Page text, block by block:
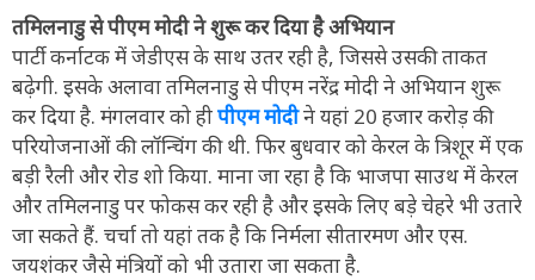
तमिलनाडु से पीएम मोदी ने शुरू कर दिया है अभियान
पार्टी कर्नाटक में जेडीएस के साथ उतर रही है, जिससे उसकी ताकत
बढ़ेगी. इसके अलावा तमिलनाडु से पीएम नरेंद्र मोदी ने अभियान शुरू
कर दिया है. मंगलवार को हीपीएम मोदीने यहां 20 हजार करोड़ की
परियोजनाओं की लॉन्चिंग की थी. फिर बुधवार को केरल के त्रिशूर में एक
बड़ी रैली और रोड शो किया. माना जा रहा है कि भाजपा साउथ में केरल
और तमिलनाडु पर फोकस कर रही है और इसके लिए बड़े चेहरे भी उतारे
जा सकते हैं. चर्चा तो यहां तक है कि निर्मला सीतारमण और एस.
जयशंकर जैसे मंत्रियों को भी उतारा जा सकता है.